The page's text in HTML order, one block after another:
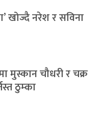
खोज्दै नरेश र सविना
मुस्कान चौधरी र चक्र
ठुम्का